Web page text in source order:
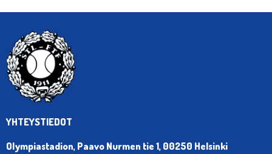
YHTEYSTIEDOT
Olympiastadion, Paavo Nurmen tie 1, 00250 Helsinki